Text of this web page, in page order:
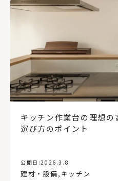
キッチン作業台の理想
選び方のポイント
公開日:2026.3.8
建材・設備, キッチン